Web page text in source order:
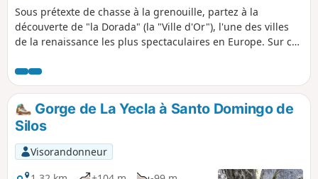
Sous prétexte de chasse à la grenouille, partez à la
découverte de "la Dorada" (la "Ville d'Or"), l'une des villes
de la renaissance les plus spectaculaires en Europe. Sur ce
certains sont payants. Pour bénéficier pleinement de
l'ambiance de cette ville, même si alors les visites ne seront
plus possibles, vous pouvez faire cette rando en nocturne,
avec une pause pour diner aux alentours de la Plaza Mayor.
Gorge de La Yecla à Santo Domingo de
Silos
Visorandonneur